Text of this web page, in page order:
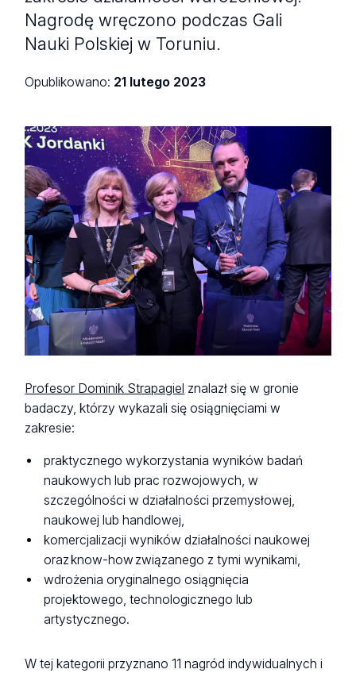
Nagrodę wręczono podczas Gali
Nauki Polskiej w Toruniu.
Opublikowano: 21 lutego 2023
Profesor Dominik Strapagiel znalazł się w gronie
badaczy, którzy wykazali się osiągnięciami w
zakresie:
praktycznego wykorzystania wyników badań
naukowych lub prac rozwojowych, w
szczególności w działalności przemysłowej,
naukowej lub handlowej,
komercjalizacji wyników działalności naukowej
oraz know-how związanego z tymi wynikami,
wdrożenia oryginalnego osiągnięcia
projektowego, technologicznego lub
artystycznego.
W tej kategorii przyznano 11 nagród indywidualnych i